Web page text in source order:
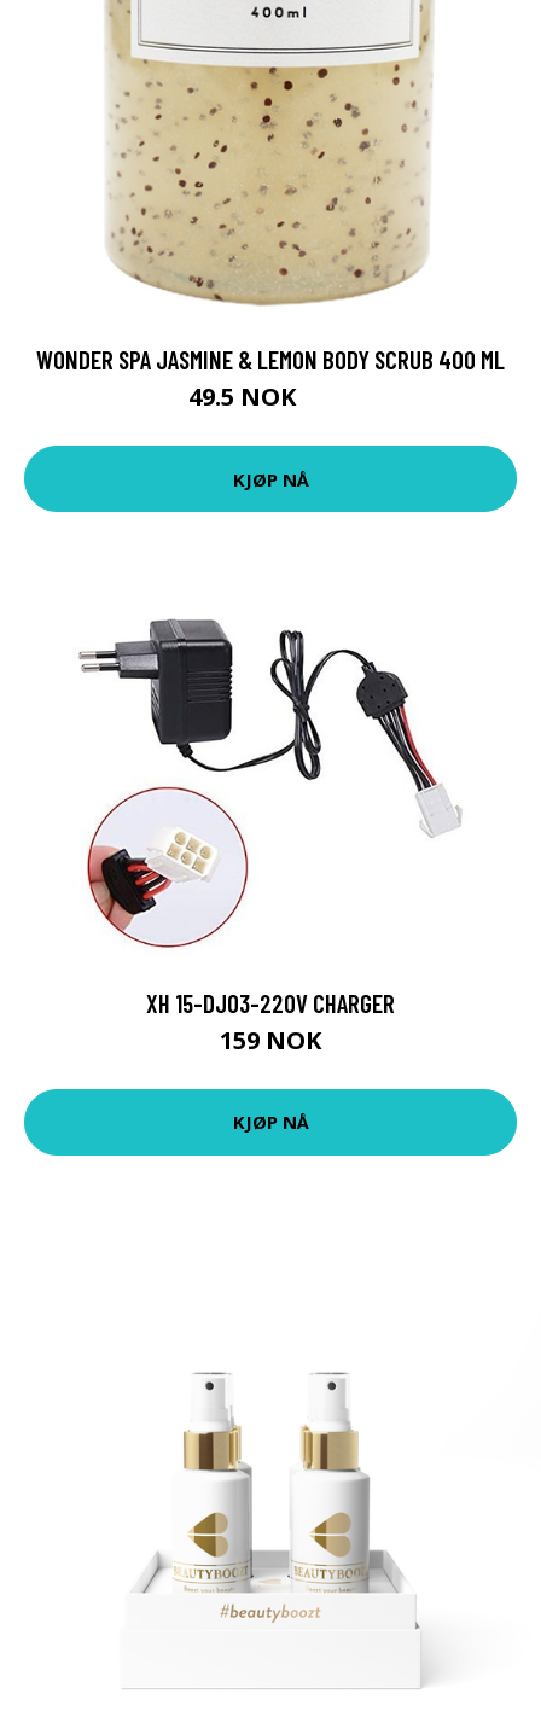
WONDER SPA JASMINE & LEMON BODY SCRUB 400 ML
49.5 NOK
KJØP NÅ
XH 15-DJ03-220V CHARGER
159 NOK
KJØP NÅ